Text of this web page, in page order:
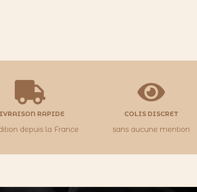
RAPIDE
depuis la France
COLIS DISCRET
sans aucune mention